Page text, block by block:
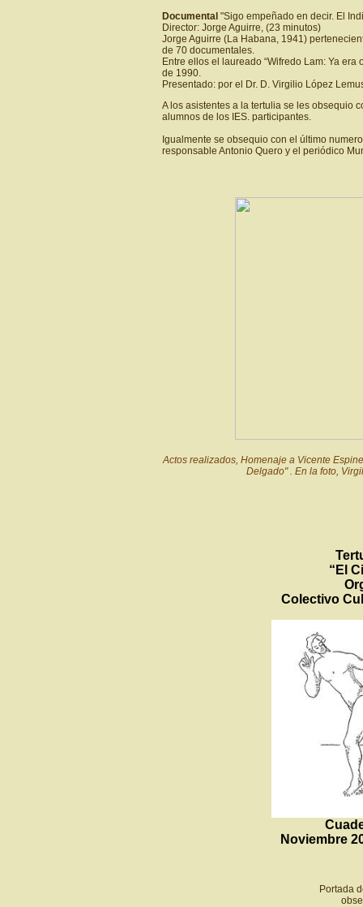
Documental "Sigo empeñado en decir. El
Director: Jorge Aguirre, (23 minutos)
Jorge Aguirre (La Habana, 1941)
de 70 documentales.
Entre ellos el laureado “Wifredo Lam: Ya
de 1990.
Presentado: por el Dr. D. Virgilio López
A los asistentes a la tertulia se les obsequio
alumnos de los IES. participantes.
Igualmente se obsequio con el último
responsable Antonio Quero y el periódico
Actos realizados, Homenaje a Vicente
Delgado" . En la foto,
“El
Colectivo
Noviembre
Portada